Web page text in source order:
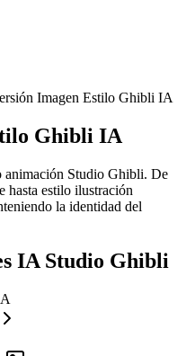
Imagen Estilo Ghibli IA
Ghibli IA
animación Studio Ghibli. De
hasta estilo ilustración
la identidad del
IA Studio Ghibli